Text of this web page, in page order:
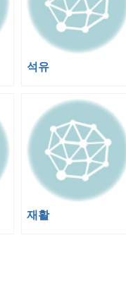
석유
재활